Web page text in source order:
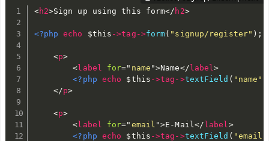
<h2>Sign up using this form</ h2>
<?php echo $this ->tag ->form( "signup/register" ) ;
<p>
< label for=" name ">Name</ label>
<?php echo $this ->tag - >textField ( "name"
</p>
<p>
< label for=" email ">E-Mail </ label >
<?php echo $this ->tag - >textField ( "email"